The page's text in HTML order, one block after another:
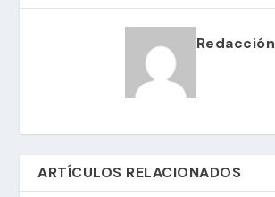
Redacción
ARTÍCULOS RELACIONADOS